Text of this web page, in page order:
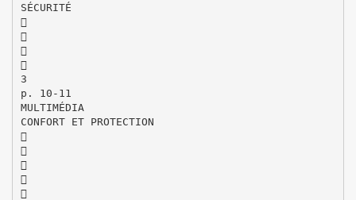
SÉCURITÉ




3
p. 10-11
MULTIMÉDIA
CONFORT ET PROTECTION




